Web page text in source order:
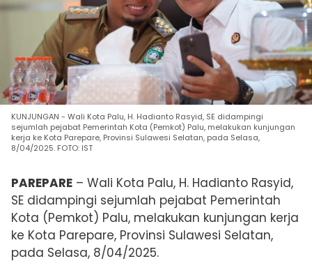
KUNJUNGAN - Wali Kota Palu, H. Hadianto Rasyid, SE didampingi
sejumlah pejabat Pemerintah Kota (Pemkot) Palu, melakukan kunjungan
kerja ke Kota Parepare, Provinsi Sulawesi Selatan, pada Selasa,
8/04/2025. FOTO: IST
PAREPARE – Wali Kota Palu, H. Hadianto Rasyid,
SE didampingi sejumlah pejabat Pemerintah
Kota (Pemkot) Palu, melakukan kunjungan kerja
ke Kota Parepare, Provinsi Sulawesi Selatan,
pada Selasa, 8/04/2025.